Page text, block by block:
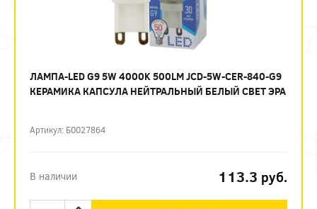
ЛАМПА-LED G9 5W 4000K 500LM JCD-5W-CER-840-G9
КЕРАМИКА КАПСУЛА НЕЙТРАЛЬНЫЙ БЕЛЫЙ СВЕТ ЭРА
Артикул: Б0027864
В наличии 113.3 руб.